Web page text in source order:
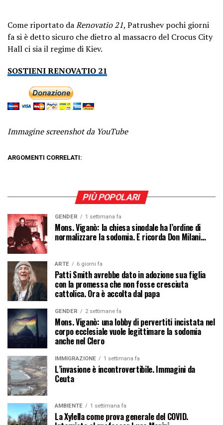
Come riportato daRenovatio 21, Patrushev pochi giorni
fa si è detto sicuro che dietro al massacro del Crocus City
Hall ci sia il regime di Kiev.
SOSTIENI RENOVATIO 21
Immagine screenshot da YouTube
ARGOMENTI CORRELATI:
PIÙ POPOLARI
GENDER 1 settimana fa
Mons. Viganò: la chiesa sinodale ha l’ordine di
normalizzare la sodomia. E ricorda Don Milani…
ARTE 6 giorni fa
Patti Smith avrebbe dato in adozione sua figlia
con la promessa che non fosse cresciuta
cattolica. Ora è accolta dal papa
GENDER 2 settimane fa
Mons. Viganò: una lobby di pervertiti incistata nel
corpo ecclesiale vuole legittimare la sodomia
anche nel Clero
IMMIGRAZIONE 1 settimana fa
L’invasione è incontrovertibile. Immagini da
Ceuta
AMBIENTE 1 settimana fa
La Xylella come prova generale del COVID.